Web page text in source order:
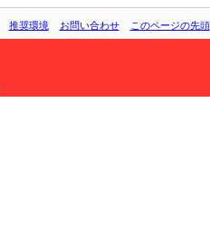
推奨環境 お問い合わせ このページの先頭